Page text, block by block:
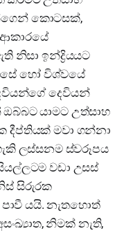
කොටසක්,
නිසා ඉන්ද්‍රියයට
හෝ විශ්වයේ
දෙවියන්
යාමට උත්සාහ
මවා ගන්නා
ලස්සනම ස්වරූපය
වඩා උසස්
සිරුරක
යයි. නැතහොත්
නිමක් නැති,